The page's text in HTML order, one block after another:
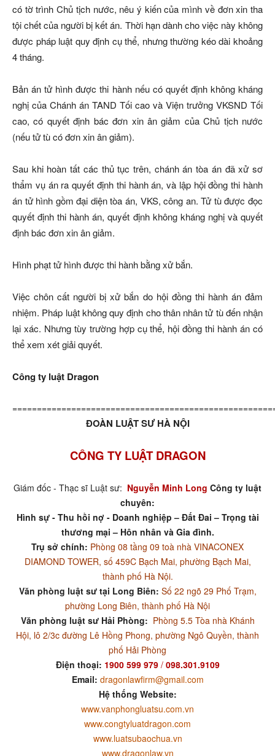
có tờ trình Chủ tịch nước, nêu ý kiến của mình về đơn xin tha
tội chết của người bị kết án. Thời hạn dành cho việc này không
được pháp luật quy định cụ thể, nhưng thường kéo dài khoảng
4 tháng.
Bản án tử hình được thi hành nếu có quyết định không kháng
nghị của Chánh án TAND Tối cao và Viện trưởng VKSND Tối
cao, có quyết định bác đơn xin ân giảm của Chủ tịch nước
(nếu tử tù có đơn xin ân giảm).
Sau khi hoàn tất các thủ tục trên, chánh án tòa án đã xử sơ
thẩm vụ án ra quyết định thi hành án, và lập hội đồng thi hành
án tử hình gồm đại diện tòa án, VKS, công an. Tử tù được đọc
quyết định thi hành án, quyết định không kháng nghị và quyết
định bác đơn xin ân giảm.
Hình phạt tử hình được thi hành bằng xử bắn.
Việc chôn cất người bị xử bắn do hội đồng thi hành án đảm
nhiệm. Pháp luật không quy định cho thân nhân tử tù đến nhận
lại xác. Nhưng tùy trường hợp cụ thể, hội đồng thi hành án có
thể xem xét giải quyết.
Công ty luật Dragon
ĐOÀN LUẬT SƯ HÀ NỘI
CÔNG TY LUẬT DRAGON
Giám đốc - Thạc sĩ Luật sư: Nguyễn Minh Long Công ty luật
chuyên:
Hình sự - Thu hồi nợ - Doanh nghiệp – Đất Đai – Trọng tài
thương mại – Hôn nhân và Gia đình.
Trụ sở chính: Phòng 08 tầng 09 toà nhà VINACONEX
DIAMOND TOWER, số 459C Bạch Mai, phường Bạch Mai,
thành phố Hà Nội.
Văn phòng luật sư tại Long Biên: Số 22 ngõ 29 Phố Trạm,
phường Long Biên, thành phố Hà Nội
Văn phòng luật sư Hải Phòng: Phòng 5.5 Tòa nhà Khánh
Hội, lô 2/3c đường Lê Hồng Phong, phường Ngô Quyền, thành
phố Hải Phòng
Điện thoại: 1900 599 979/ 098.301.9109
Email: dragonlawfirm@gmail.com
Hệ thống Website:
www.vanphongluatsu.com.vn
www.congtyluatdragon.com
www.luatsubaochua.vn
www.dragonlaw.vn